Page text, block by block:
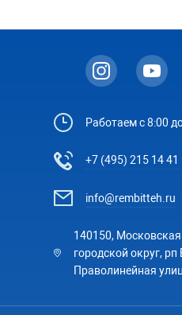
Работаем с 8:00
+7 (495) 215 14 41
info@rembitteh.ru
140150,
городской округ,
Праволинейная